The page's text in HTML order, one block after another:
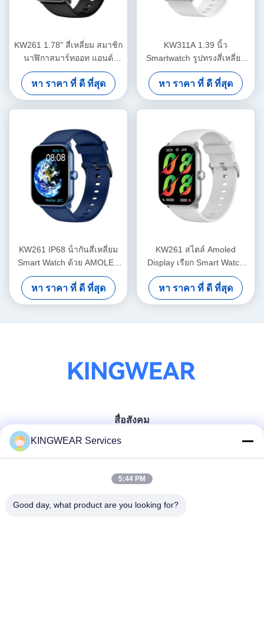
KW261 1.78" สี่เหลี่ยม สมาชิก
นาฬิกาสมาร์ทออท แอนด์
บลูทูธ
หา ราคา ที่ ดี ที่สุด
KW311A 1.39 นิ้ว
Smartwatch รูปทรงสี่เหลี่ยม
IP68 กันน้ํา Smart Watch โทร
Bluetooth
หา ราคา ที่ ดี ที่สุด
KW261 IP68 น้ํากันสี่เหลี่ยม
Smart Watch ด้วย AMOLED
Display และการเรียก
หา ราคา ที่ ดี ที่สุด
KW261 สไตล์ Amoled
Display เรียก Smart Watch
1.78 นิ้ว Amoled Smartwatch
หา ราคา ที่ ดี ที่สุด
สื่อสังคม
ติดต่อเร็ว
86-0755-2357-6886
KINGWEAR Services
5:44 PM
Good day, what product are you looking for?